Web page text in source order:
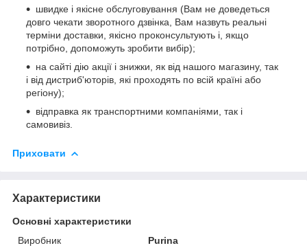
швидке і якісне обслуговування (Вам не доведеться
довго чекати зворотного дзвінка, Вам назвуть реальні
терміни доставки, якісно проконсультують і, якщо
потрібно, допоможуть зробити вибір);
на сайті дію акції і знижки, як від нашого магазину, так
і від дистриб'юторів, які проходять по всій країні або
регіону);
відправка як транспортними компаніями, так і
самовивіз.
Приховати
Характеристики
Основні характеристики
Виробник
Purina